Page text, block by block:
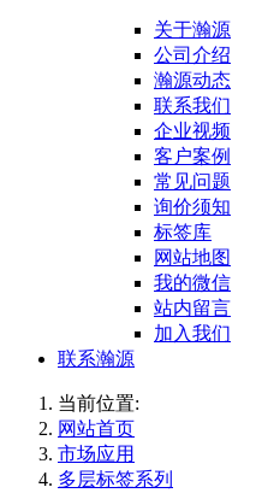
关于瀚源
公司介绍
瀚源动态
联系我们
企业视频
客户案例
常见问题
询价须知
标签库
网站地图
我的微信
站内留言
加入我们
联系瀚源
当前位置:
网站首页
市场应用
多层标签系列